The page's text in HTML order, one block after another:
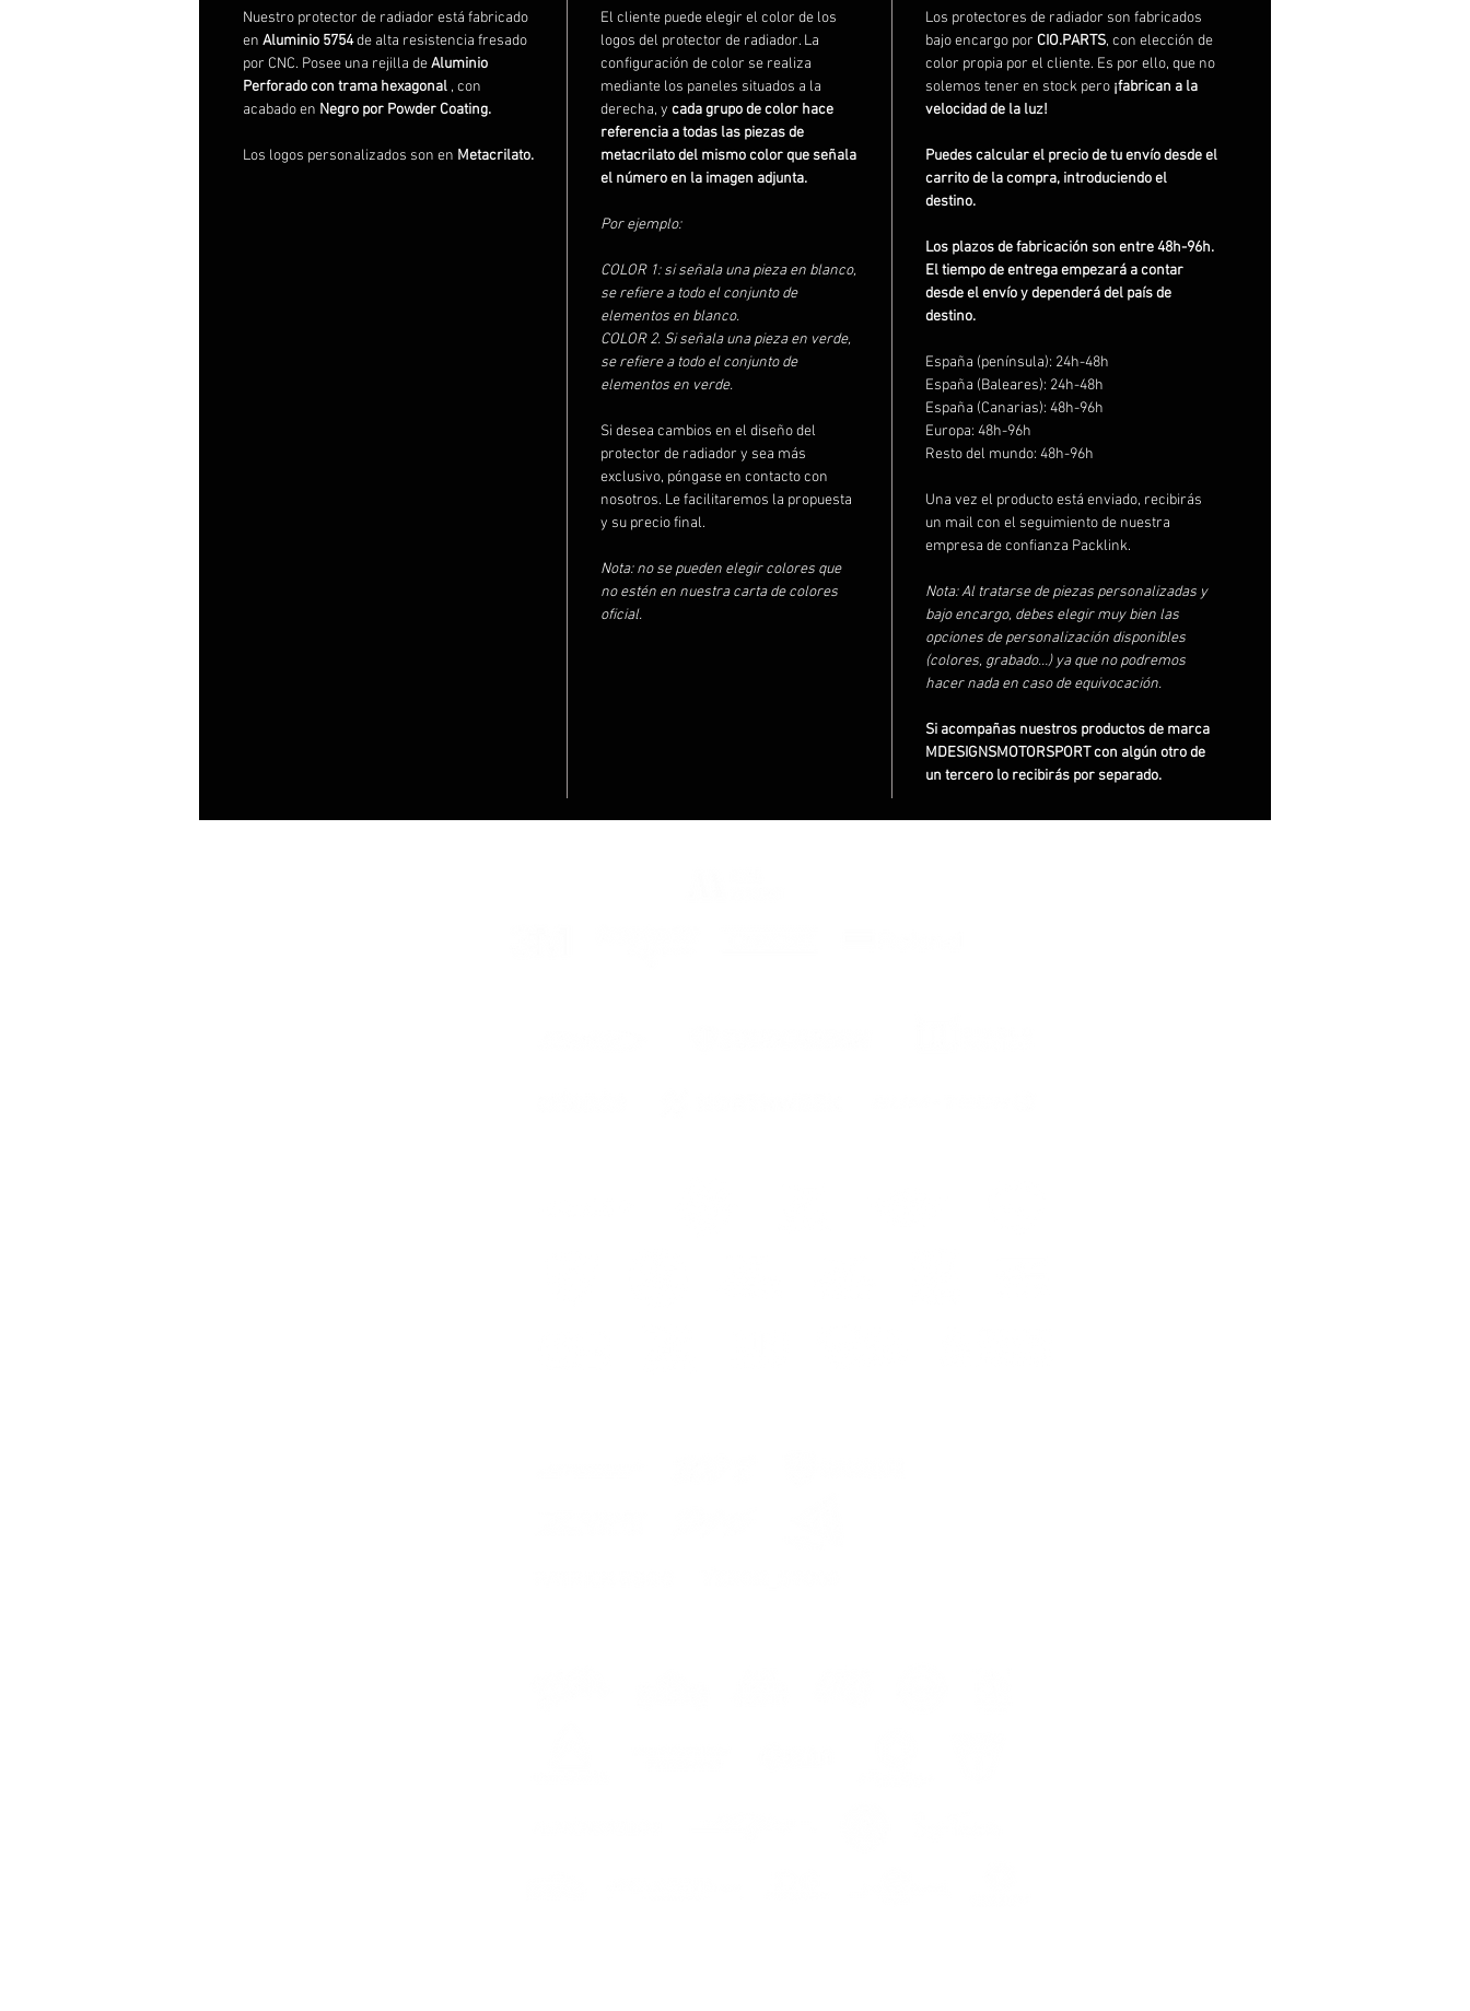
Nuestro protector de radiador está fabricado
en Aluminio 5754de alta resistencia fresado
por CNC. Posee una rejilla deAluminio
Perforado con trama hexagonal , con
acabado en Negro por Powder Coating.
Los logos personalizados son en Metacrilato.
El cliente puede elegir el color de los
logos del protector de radiador. La
configuración de color se realiza
mediante los paneles situados a la
derecha, y cada grupo de color hace
referencia a todas las piezas de
metacrilato del mismo color que señala
el número en la imagen adjunta.
Por ejemplo:
COLOR 1: si señala una pieza en blanco,
se refiere a todo el conjunto de
elementos en blanco.
COLOR 2. Si señala una pieza en verde,
se refiere a todo el conjunto de
elementos en verde.
Si desea cambios en el diseño del
protector de radiador y sea más
exclusivo, póngase en contacto con
nosotros. Le facilitaremos la propuesta
y su precio final.
Nota: no se pueden elegir colores que
no estén en nuestra carta de colores
oficial.
Los protectores de radiador son fabricados
bajo encargo por CIO.PARTS, con elección de
color propia por el cliente. Es por ello, que no
solemos tener en stock pero ¡fabrican a la
velocidad de la luz!
Puedes calcular el precio de tu envío desde el
carrito de la compra, introduciendo el
destino.
Los plazos de fabricación son entre 48h-96h.
El tiempo de entrega empezará a contar
desde el envío y dependerá del país de
destino.
España (península): 24h-48h
España (Baleares): 24h-48h
España (Canarias): 48h-96h
Europa: 48h-96h
Resto del mundo: 48h-96h
Una vez el producto está enviado, recibirás
un mail con el seguimiento de nuestra
empresa de confianza Packlink.
Nota: Al tratarse de piezas personalizadas y
bajo encargo, debes elegir muy bien las
opciones de personalización disponibles
(colores, grabado…) ya que no podremos
hacer nada en caso de equivocación.
Si acompañas nuestros productos de marca
MDESIGNSMOTORSPORT con algún otro de
un tercero lo recibirás por separado.